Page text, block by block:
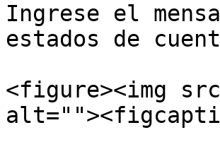
Ingrese el
estados de
<figure><img